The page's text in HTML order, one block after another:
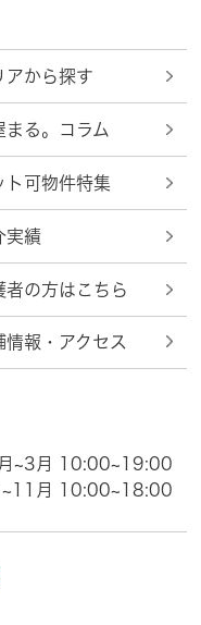
アから探す
まる。コラム
ト可物件特集
実績
者の方はこちら
情報・アクセス
~3月 10:00~19:00
~11月 10:00~18:00